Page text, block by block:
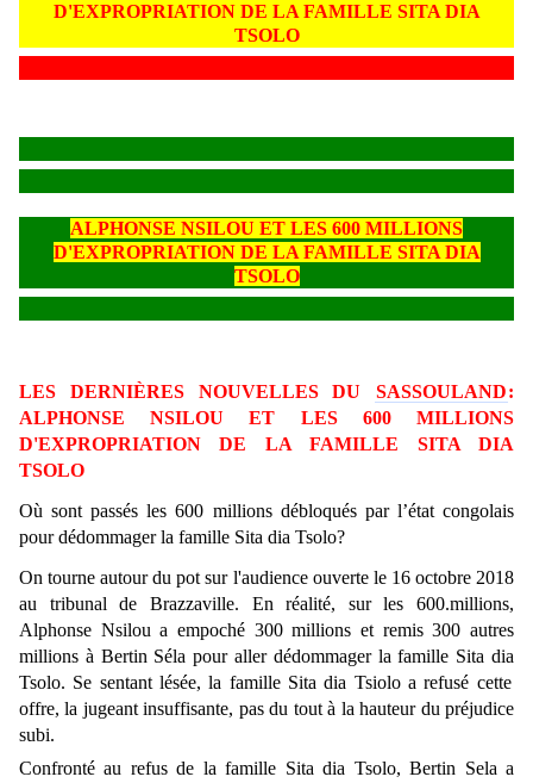
D'EXPROPRIATION DE LA FAMILLE SITA DIA
TSOLO
ALPHONSE NSILOU ET LES 600 MILLIONS
D'EXPROPRIATION DE LA FAMILLE SITA DIA
TSOLO
LES DERNIÈRES NOUVELLES DU SASSOULAND:
ALPHONSE NSILOU ET LES 600 MILLIONS
D'EXPROPRIATION DE LA FAMILLE SITA DIA
TSOLO
Où sont passés les 600 millions débloqués par l’état congolais
pour dédommager la famille Sita dia Tsolo?
On tourne autour du pot sur l'audience ouverte le 16 octobre 2018
au tribunal de Brazzaville. En réalité, sur les 600.millions,
Alphonse Nsilou a empoché 300 millions et remis 300 autres
millions à Bertin Séla pour aller dédommager la famille Sita dia
Tsolo. Se sentant lésée, la famille Sita dia Tsiolo a refusé cette
offre, la jugeant insuffisante, pas du tout à la hauteur du préjudice
subi.
Confronté au refus de la famille Sita dia Tsolo, Bertin Sela a